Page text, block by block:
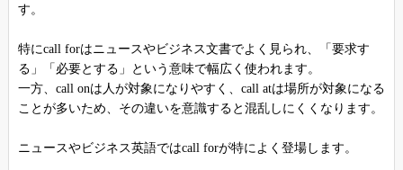
す。
特にcall forはニュースやビジネス文書でよく見られ、「要求す
る」「必要とする」という意味で幅広く使われます。
一方、call onは人が対象になりやすく、call atは場所が対象になる
ことが多いため、その違いを意識すると混乱しにくくなります。
ニュースやビジネス英語ではcall forが特によく登場します。